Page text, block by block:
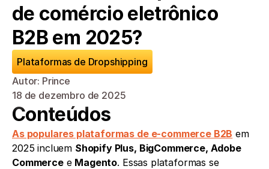
de comércio eletrônico
B2B em 2025?
Plataformas de Dropshipping
Autor: Prince
18 de dezembro de 2025
Conteúdos
As populares plataformas de e-commerce B2B em
2025 incluem Shopify Plus, BigCommerce, Adobe
Commerce e Magento. Essas plataformas se